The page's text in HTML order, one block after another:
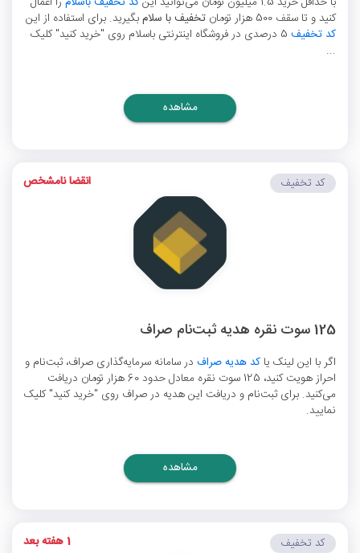
کنید و تا سقف 500 هزار تومان
تخفیف با سلامبگیرید. برای استفاده از این
کد تخفیف
5 درصدی در فروشگاه اینترنتی باسلام روی "خرید کنید" کلیک
...
مشاهده
125 سوت نقره هدیه ثبت‌نام صراف
اگر با این لینک یا کد هدیه صراف در سامانه سرمایه‌گذاری صراف، ثبت‌نام و
احراز هویت کنید، 125 سوت نقره معادل حدود 60 هزار تومان دریافت
می‌کنید. برای ثبت‌نام و دریافت این هدیه در صراف روی "خرید کنید" کلیک
نمایید.
کد تخفیف انقضا نامشخص
مشاهده
کد تخفیف 1 هفته بعد